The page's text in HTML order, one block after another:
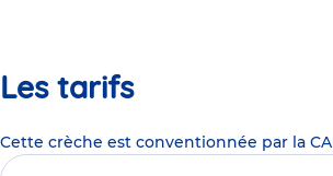
Les tarifs
Cette crèche est conventionnée par la